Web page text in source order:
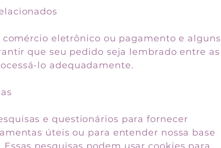
eletrônico ou pagamento e alguns
que seu pedido seja lembrado entre as
lo adequadamente.
e questionários para fornecer
úteis ou para entender nossa base